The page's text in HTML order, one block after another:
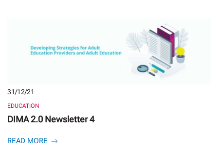
31/12/21
EDUCATION
DIMA 2.0 Newsletter 4
READ MORE